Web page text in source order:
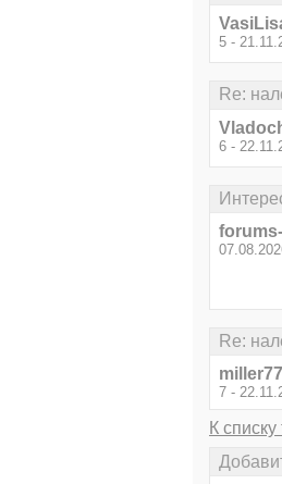
5 -
Re:
6 -
Re:
7 -
К списку